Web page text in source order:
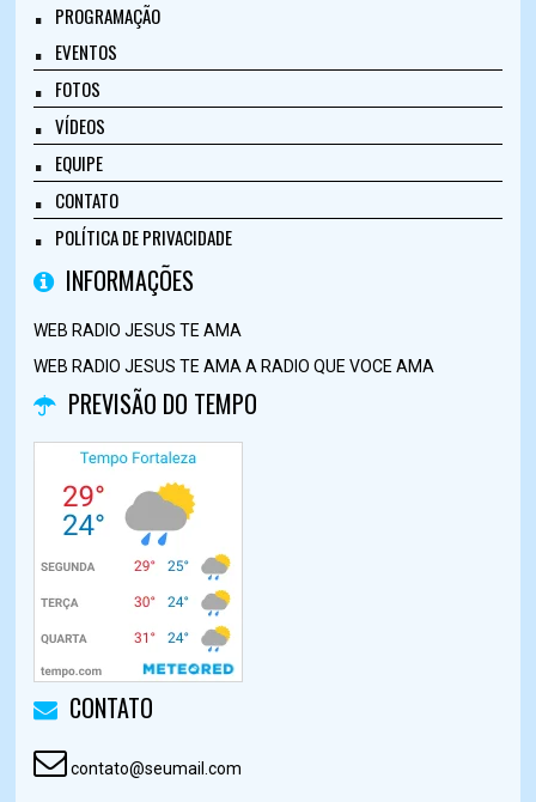
PROGRAMAÇÃO
EVENTOS
FOTOS
VÍDEOS
EQUIPE
CONTATO
POLÍTICA DE PRIVACIDADE
INFORMAÇÕES
WEB RADIO JESUS TE AMA
WEB RADIO JESUS TE AMA A RADIO QUE VOCE AMA
PREVISÃO DO TEMPO
CONTATO
contato@seumail.com